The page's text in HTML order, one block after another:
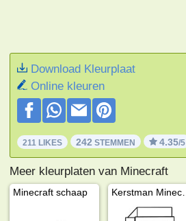
Download Kleurplaat
Online kleuren
211 LIKES 242 STEMMEN 4.35/5
Meer kleurplaten van Minecraft
Minecraft schaap